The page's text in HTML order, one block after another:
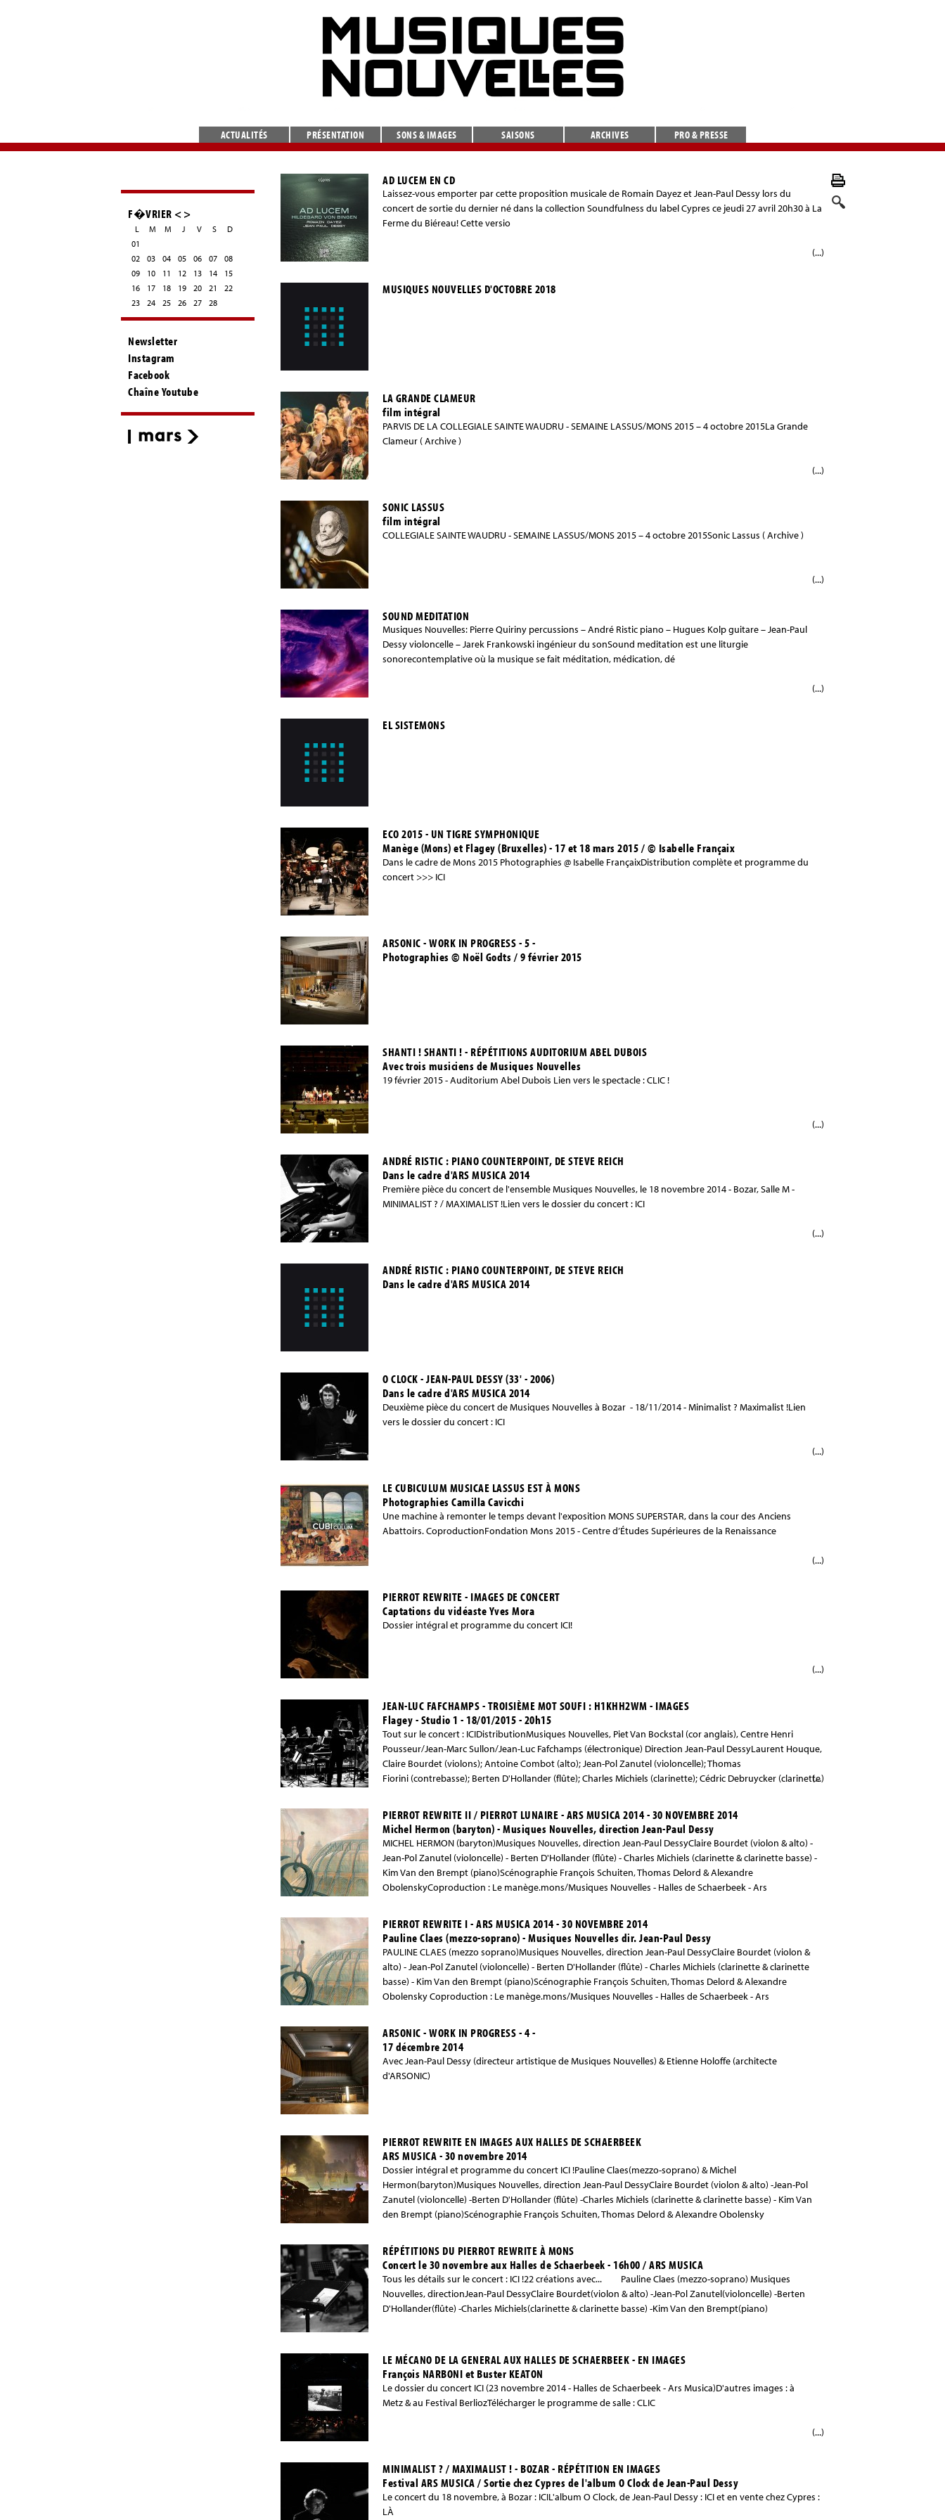
ACTUALITÉS PRÉSENTATION SONS & IMAGES SAISONS ARCHIVES PRO & PRESSE
F�VRIER <>
L M M J V S
D
01
02
03 04 05 06 07
08
09
10 11 12 13 14
15
16
17 18 19 20 21
22
23
24 25 26 27 28
Newsletter
Instagram
Facebook
Chaîne Youtube
AD LUCEM EN CD
Laissez-vous emporter par cette proposition musicale de Romain Dayez et Jean-Paul Dessy lors du
concert de sortie du dernier né dans la collection Soundfulness du label Cypres ce jeudi 27 avril 20h30 à La
Ferme du Biéreau! Cette versio
(...)
MUSIQUES NOUVELLES D'OCTOBRE 2018
LA GRANDE CLAMEUR
film intégral
PARVIS DE LA COLLEGIALE SAINTE WAUDRU - SEMAINE LASSUS/MONS 2015 – 4 octobre 2015La Grande
Clameur ( Archive )
(...)
SONIC LASSUS
film intégral
COLLEGIALE SAINTE WAUDRU - SEMAINE LASSUS/MONS 2015 – 4 octobre 2015Sonic Lassus ( Archive )
(...)
SOUND MEDITATION
Musiques Nouvelles: Pierre Quiriny percussions – André Ristic piano – Hugues Kolp guitare – Jean-Paul
Dessy violoncelle – Jarek Frankowski ingénieur du sonSound meditation est une liturgie
sonorecontemplative où la musique se fait méditation, médication, dé
(...)
EL SISTEMONS
ECO 2015 - UN TIGRE SYMPHONIQUE
Manège (Mons) et Flagey (Bruxelles) - 17 et 18 mars 2015 / © Isabelle Françaix
Dans le cadre de Mons 2015 Photographies @ Isabelle FrançaixDistribution complète et programme du
concert >>> ICI
ARSONIC - WORK IN PROGRESS - 5 -
Photographies © Noël Godts / 9 février 2015
SHANTI ! SHANTI ! - RÉPÉTITIONS AUDITORIUM ABEL DUBOIS
Avec trois musiciens de Musiques Nouvelles
19 février 2015 - Auditorium Abel Dubois Lien vers le spectacle : CLIC !
(...)
ANDRÉ RISTIC : PIANO COUNTERPOINT, DE STEVE REICH
Dans le cadre d'ARS MUSICA 2014
Première pièce du concert de l'ensemble Musiques Nouvelles, le 18 novembre 2014 - Bozar, Salle M -
MINIMALIST ? / MAXIMALIST !Lien vers le dossier du concert : ICI
(...)
ANDRÉ RISTIC : PIANO COUNTERPOINT, DE STEVE REICH
Dans le cadre d'ARS MUSICA 2014
O CLOCK - JEAN-PAUL DESSY (33' - 2006)
Dans le cadre d'ARS MUSICA 2014
Deuxième pièce du concert de Musiques Nouvelles à Bozar - 18/11/2014 - Minimalist ? Maximalist !Lien
vers le dossier du concert : ICI
(...)
LE CUBICULUM MUSICAE LASSUS EST À MONS
Photographies Camilla Cavicchi
Une machine à remonter le temps devant l'exposition MONS SUPERSTAR, dans la cour des Anciens
Abattoirs. CoproductionFondation Mons 2015 - Centre d’Études Supérieures de la Renaissance
(...)
PIERROT REWRITE - IMAGES DE CONCERT
Captations du vidéaste Yves Mora
Dossier intégral et programme du concert ICI!
(...)
JEAN-LUC FAFCHAMPS - TROISIÈME MOT SOUFI : H1KHH2WM - IMAGES
Flagey - Studio 1 - 18/01/2015 - 20h15
Tout sur le concert : ICIDistributionMusiques Nouvelles, Piet Van Bockstal (cor anglais), Centre Henri
Pousseur/Jean-Marc Sullon/Jean-Luc Fafchamps (électronique) Direction Jean-Paul DessyLaurent Houque,
Claire Bourdet (violons); Antoine Combot (alto); Jean-Pol Zanutel (violoncelle); Thomas
Fiorini (contrebasse); Berten D'Hollander (flûte); Charles Michiels (clarinette); Cédric Debruycker (clarinette
(...)
PIERROT REWRITE II / PIERROT LUNAIRE - ARS MUSICA 2014 - 30 NOVEMBRE 2014
Michel Hermon (baryton) - Musiques Nouvelles, direction Jean-Paul Dessy
MICHEL HERMON (baryton)Musiques Nouvelles, direction Jean-Paul DessyClaire Bourdet (violon & alto) -
Jean-Pol Zanutel (violoncelle) - Berten D'Hollander (flûte) - Charles Michiels (clarinette & clarinette basse) -
Kim Van den Brempt (piano)Scénographie François Schuiten, Thomas Delord & Alexandre
ObolenskyCoproduction : Le manège.mons/Musiques Nouvelles - Halles de Schaerbeek - Ars
PIERROT REWRITE I - ARS MUSICA 2014 - 30 NOVEMBRE 2014
Pauline Claes (mezzo-soprano) - Musiques Nouvelles dir. Jean-Paul Dessy
PAULINE CLAES (mezzo soprano)Musiques Nouvelles, direction Jean-Paul DessyClaire Bourdet (violon &
alto) - Jean-Pol Zanutel (violoncelle) - Berten D'Hollander (flûte) - Charles Michiels (clarinette & clarinette
basse) - Kim Van den Brempt (piano)Scénographie François Schuiten, Thomas Delord & Alexandre
Obolensky Coproduction : Le manège.mons/Musiques Nouvelles - Halles de Schaerbeek - Ars
ARSONIC - WORK IN PROGRESS - 4 -
17 décembre 2014
Avec Jean-Paul Dessy (directeur artistique de Musiques Nouvelles) & Etienne Holoffe (architecte
d'ARSONIC)
PIERROT REWRITE EN IMAGES AUX HALLES DE SCHAERBEEK
ARS MUSICA - 30 novembre 2014
Dossier intégral et programme du concert ICI !Pauline Claes(mezzo-soprano) & Michel
Hermon(baryton)Musiques Nouvelles, direction Jean-Paul DessyClaire Bourdet (violon & alto) -Jean-Pol
Zanutel (violoncelle) -Berten D'Hollander (flûte) -Charles Michiels (clarinette & clarinette basse) - Kim Van
den Brempt (piano)Scénographie François Schuiten, Thomas Delord & Alexandre Obolensky
RÉPÉTITIONS DU PIERROT REWRITE À MONS
Concert le 30 novembre aux Halles de Schaerbeek - 16h00 / ARS MUSICA
Tous les détails sur le concert : ICI !22 créations avec... Pauline Claes (mezzo-soprano) Musiques
Nouvelles, directionJean-Paul DessyClaire Bourdet(violon & alto) -Jean-Pol Zanutel(violoncelle) -Berten
D'Hollander(flûte) -Charles Michiels(clarinette & clarinette basse) -Kim Van den Brempt(piano)
LE MÉCANO DE LA GENERAL AUX HALLES DE SCHAERBEEK - EN IMAGES
François NARBONI et Buster KEATON
Le dossier du concert ICI (23 novembre 2014 - Halles de Schaerbeek - Ars Musica)D'autres images : à
Metz & au Festival BerliozTélécharger le programme de salle : CLIC
(...)
MINIMALIST ? / MAXIMALIST ! - BOZAR - RÉPÉTITION EN IMAGES
Festival ARS MUSICA / Sortie chez Cypres de l'album O Clock de Jean-Paul Dessy
Le concert du 18 novembre, à Bozar : ICIL'album O Clock, de Jean-Paul Dessy : ICI et en vente chez Cypres :
LÀ